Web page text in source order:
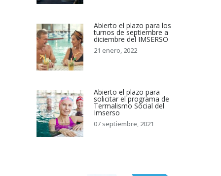
Abierto el plazo para los
turnos de septiembre a
diciembre del IMSERSO
21 enero, 2022
Abierto el plazo para
solicitar el programa de
Termalismo Social del
Imserso
07 septiembre, 2021